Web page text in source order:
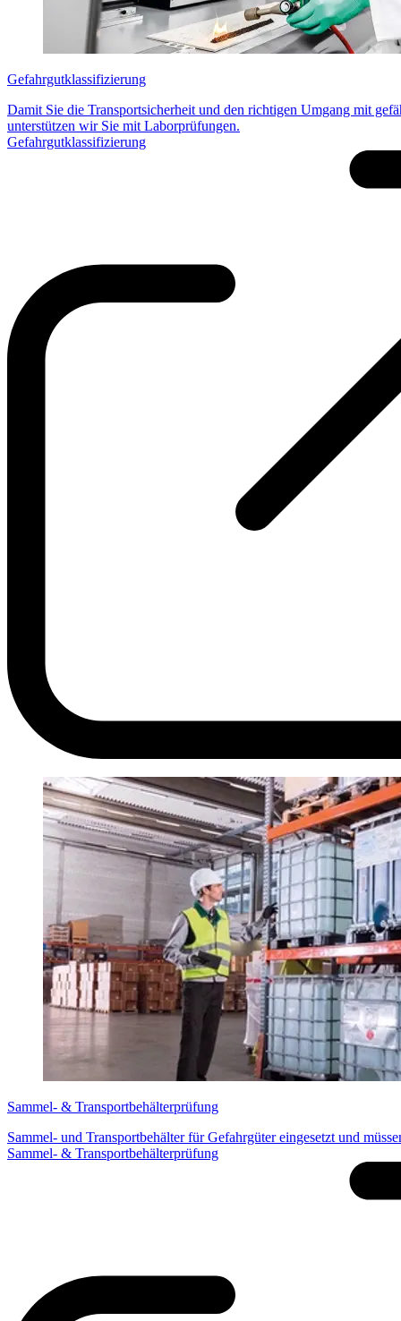
Gefahrgutklassifizierung
Damit Sie die Transportsicherheit und den richtigen Umgang mit
unterstützen wir Sie mit Laborprüfungen.
Gefahrgutklassifizierung
Sammel- & Transportbehälterprüfung
Sammel- und Transportbehälter für Gefahrgüter eingesetzt und
Sammel- & Transportbehälterprüfung